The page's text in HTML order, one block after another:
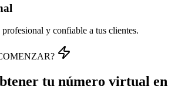
y confiable a tus clientes.
tu número virtual en